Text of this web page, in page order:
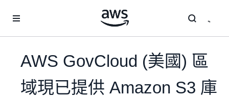
AWS GovCloud (美國) 區
域現已提供 Amazon S3 庫